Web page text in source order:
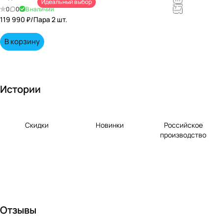
непревзойд
0 0 В наличии
Идеальный выбор
119 990 ₽/Пара 2 шт.
В корзину
Истории
Скидки Новинки
Российское
производство
Отзывы